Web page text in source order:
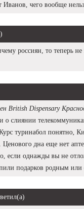
чего вообще
россиян, то теперь не
British Dispensary
о слиянии
туринабол понятно,
дна еще нет
если однажды вы не
подарков родным или